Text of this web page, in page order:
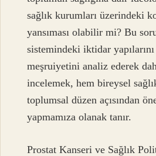
sağlık kurumları üzerindeki
yansıması olabilir mi? Bu
sistemindeki iktidar
meşruiyetini analiz ederek
incelemek, hem bireysel
toplumsal düzen açısından
yapmamıza olanak tanır.
Prostat Kanseri ve Sağlık